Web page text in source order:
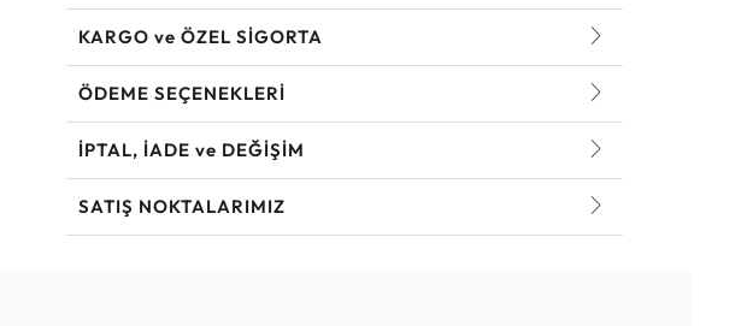
KARGO ve ÖZEL SİGORTA
ÖDEME SEÇENEKLERİ
İPTAL, İADE ve DEĞİŞİM
SATIŞ NOKTALARIMIZ